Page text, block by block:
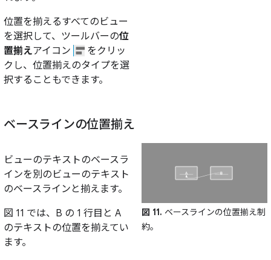
位置を揃えるすべてのビュー
を選択して、ツールバーの位
置揃えアイコン
をクリッ
クし、位置揃えのタイプを選
択することもできます。
ベースラインの位置揃え
ビューのテキストのベースラ
インを別のビューのテキスト
のベースラインと揃えます。
図 11 では、B の 1 行目と A
のテキストの位置を揃えてい
ます。
図 11. ベースラインの位置揃え制
約。